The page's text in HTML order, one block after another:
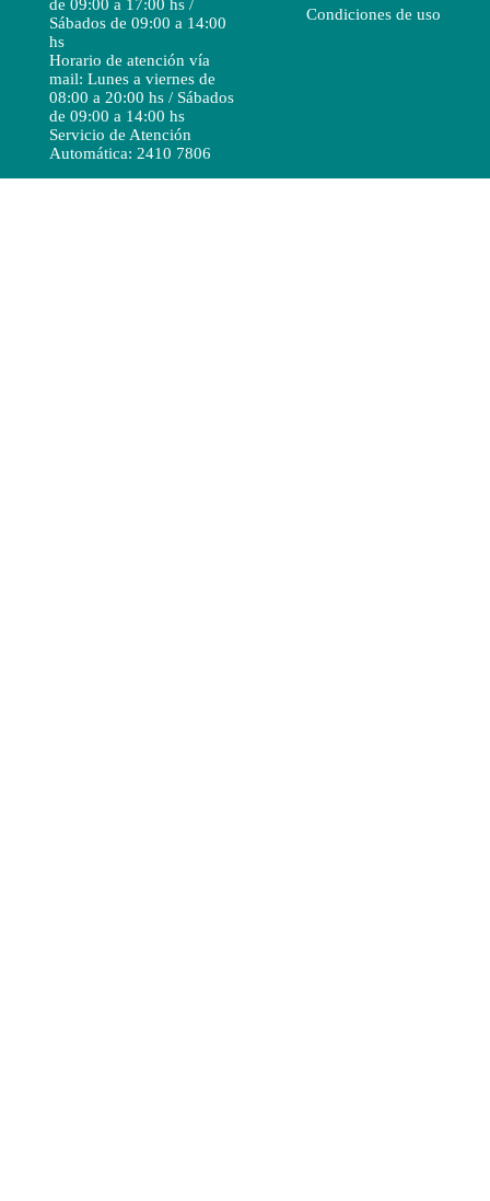
de 09:00 a 17:00 hs /
Sábados de 09:00 a 14:00
hs
Horario de atención vía
mail: Lunes a viernes de
08:00 a 20:00 hs / Sábados
de 09:00 a 14:00 hs
Servicio de Atención
Automática: 2410 7806
Condiciones de uso